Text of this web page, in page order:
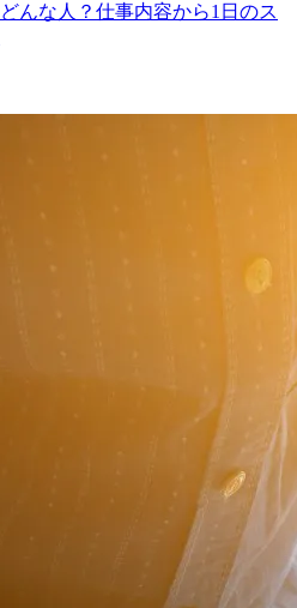
んな人？仕事内容から1日のス